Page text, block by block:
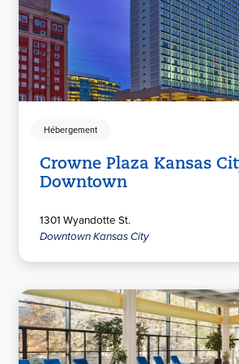
Hébergement
Crowne Plaza Kansas
Downtown
1301 Wyandotte St.
Downtown Kansas City